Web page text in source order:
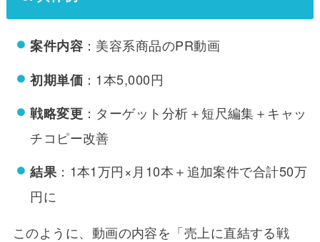
案件内容 ：美容系商品のPR動画
初期単価 ：1本5,000円
戦略変更 ：ターゲット分析＋短尺編集＋キャッ
チコピー改善
結果 ：1本1万円×月10本＋追加案件で合計50万
円に
このように、動画の内容を「売上に直結する戦